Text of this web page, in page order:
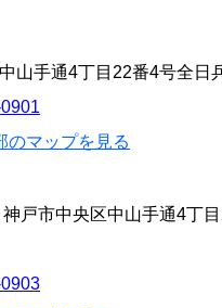
山手通4丁目22番4号全日
のマップを見る
戸市中央区中山手通4丁